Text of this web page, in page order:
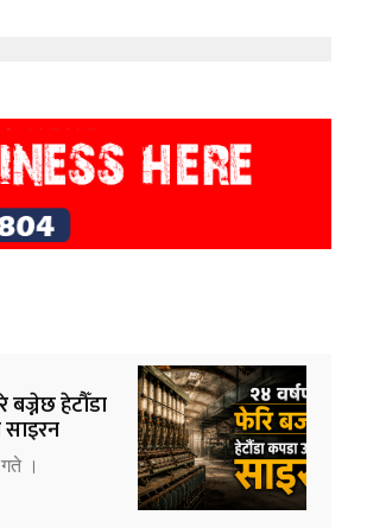
बज्नेछ हेटौँडा
साइरन
।